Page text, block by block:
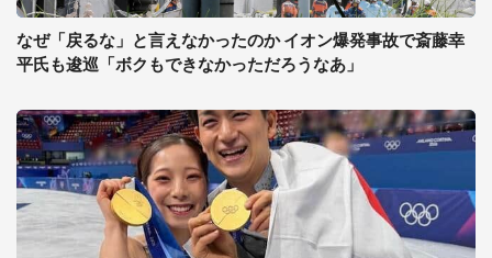
なぜ「戻るな」と言えなかったのか イオン爆発事故で斎藤幸
平氏も逡巡「ボクもできなかっただろうなあ」